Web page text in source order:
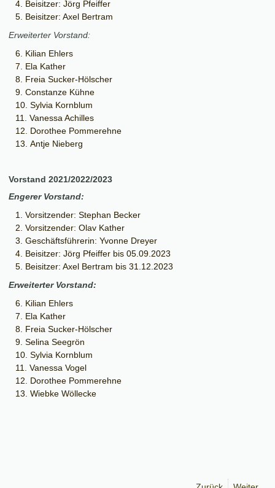
Beisitzer: Jörg Pfeiffer
Beisitzer: Axel Bertram
Erweiterter Vorstand:
Kilian Ehlers
Ela Kather
Freia Sucker-Hölscher
Constanze Kühne
Sylvia Kornblum
Vanessa Achilles
Dorothee Pommerehne
Antje Nieberg
Vorstand 2021/2022/2023
Engerer Vorstand:
Vorsitzender: Stephan Becker
Vorsitzender: Olav Kather
Geschäftsführerin: Yvonne Dreyer
Beisitzer: Jörg Pfeiffer bis 05.09.2023
Beisitzer: Axel Bertram bis 31.12.2023
Erweiterter Vorstand:
Kilian Ehlers
Ela Kather
Freia Sucker-Hölscher
Selina Seegrön
Sylvia Kornblum
Vanessa Vogel
Dorothee Pommerehne
Wiebke Wöllecke